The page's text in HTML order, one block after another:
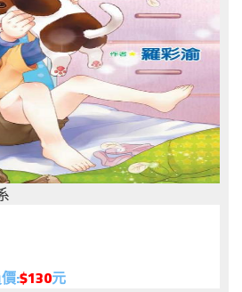
:$130元